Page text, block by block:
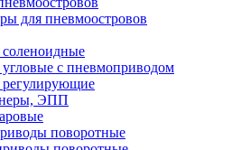
для пневмоостровов
с пневмоприводом
ЭПП
поворотные